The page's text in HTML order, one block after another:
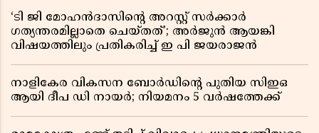
‘ടി ജി മോഹൻദാസിൻ്റെ അറസ്റ്റ് സർക്കാർ
ഗത്യന്തരമില്ലാതെ ചെയ്തത്’; അർജുൻ ആയങ്കി
വിഷയത്തിലും പ്രതികരിച്ച് ഇ പി ജയരാജൻ
നാളികേര വികസന ബോർഡിൻ്റെ പുതിയ സിഇഒ
ആയി ദീപ ഡി നായർ; നിയമനം 5 വർഷത്തേക്ക് ​​​​​​​